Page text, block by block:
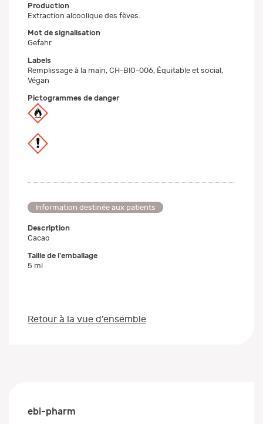
Production
Extraction alcoolique des fèves.
Mot de signalisation
Gefahr
Labels
Remplissage à la main, CH-BIO-006, Équitable et social,
Végan
Pictogrammes de danger
Information destinée aux patients
Description
Cacao
Taille de l'emballage
5 ml
Retour à la vue d’ensemble
ebi-pharm